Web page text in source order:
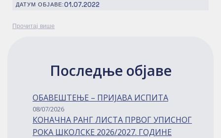
ДАТУМ ОБЈАВЕ:01.07.2022
Прочитај више
Последње објаве
ОБАВЕШТЕЊЕ – ПРИЈАВА ИСПИТА
08/07/2026
КОНАЧНА РАНГ ЛИСТА ПРВОГ УПИСНОГ
РОКА ШКОЛСКЕ 2026/2027. ГОДИНЕ